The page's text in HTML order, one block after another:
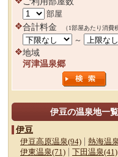
部屋
合計料金 （1部屋あたり消費
～
地域
河津温泉郷
伊豆の温泉地一覧
伊豆
伊豆高原温泉(94)
熱海温
伊東温泉(71)
下田温泉(41)